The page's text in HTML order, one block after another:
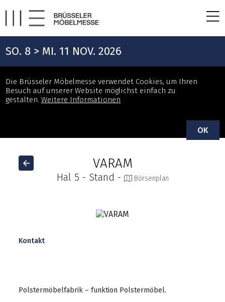
SO. 8 > MI. 11 NOV. 2026
Die Brüsseler Möbelmesse verwendet Cookies, um Ihren
Besuch auf unserer Website möglichst einfach zu
gestalten.Weitere Informationen
OK
VARAM
Hal 5 - Stand - Börsenplan
Kontakt
Polstermöbelfabrik – funktion Polstermöbel.